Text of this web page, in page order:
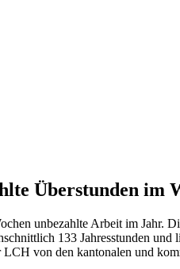
Überstunden im
unbezahlte Arbeit im Jahr.
133 Jahresstunden
von den kantonalen und